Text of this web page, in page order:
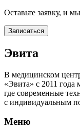
Оставьте заявку, и
Записаться
Эвита
В медицинском
«Эвита» с 2011 года
где современные
с индивидуальным
Меню